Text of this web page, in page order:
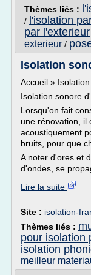
Thèmes liés :
/ l'isolation
par l'exterieur
exterieur /
Isolation
Accueil »
Isolation sonore
Lorsqu'on fait
une rénovation, il
acoustiquement
bruits, pour que
A noter d'ores et
d'ondes, se
Lire la suite
Site : isolation-
Thèmes liés :
pour isolation
isolation
meilleur